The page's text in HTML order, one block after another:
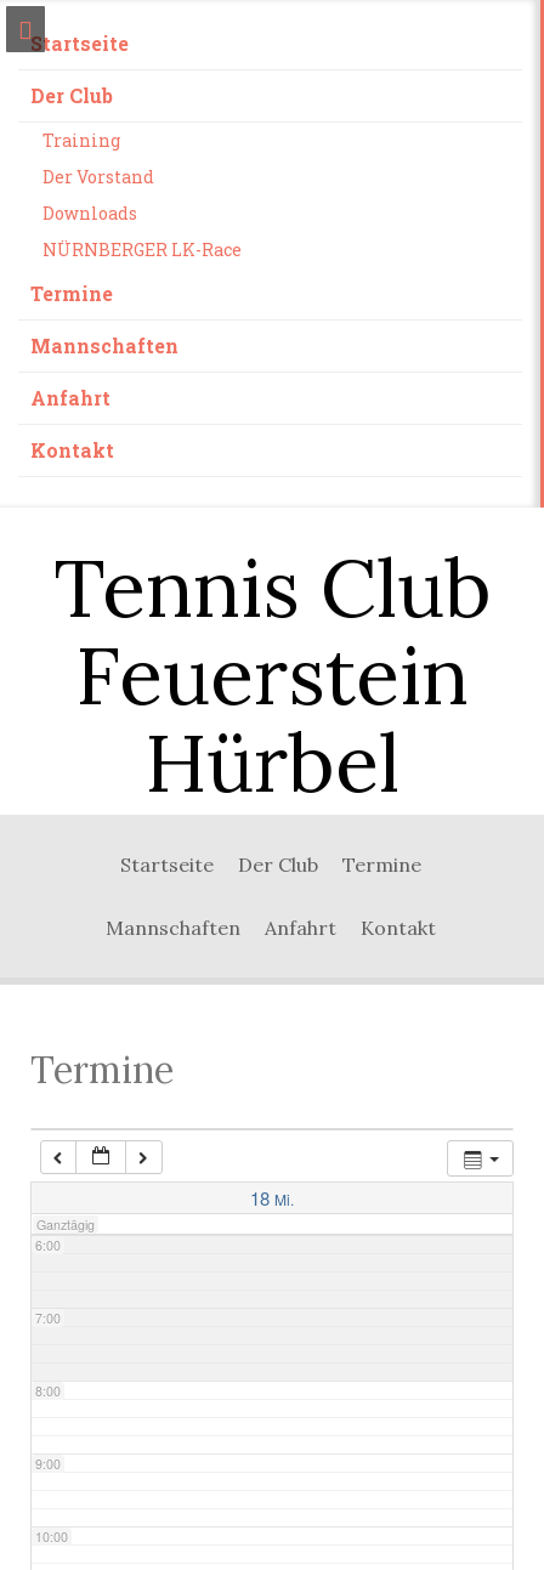
Startseite
Der Club
Training
Der Vorstand
Downloads
NÜRNBERGER LK-Race
Termine
Mannschaften
Anfahrt
Kontakt
Tennis Club
Feuerstein
Hürbel
Startseite Der Club Termine
Mannschaften Anfahrt Kontakt
Termine
18 Mi.
Ganztägig
5:00
6:00
7:00
8:00
9:00
10:00